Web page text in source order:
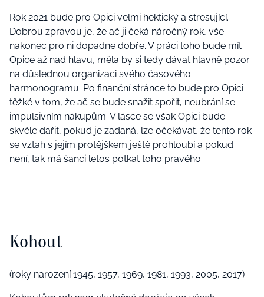
Rok 2021 bude pro Opici velmi hektický a stresující.
Dobrou zprávou je, že ač ji čeká náročný rok, vše
nakonec pro ni dopadne dobře. V práci toho bude mít
Opice až nad hlavu, měla by si tedy dávat hlavně pozor
na důslednou organizaci svého časového
harmonogramu. Po finanční stránce to bude pro Opici
těžké v tom, že ač se bude snažit spořit, neubrání se
impulsivním nákupům. V lásce se však Opici bude
skvěle dařit, pokud je zadaná, lze očekávat, že tento rok
se vztah s jejím protějškem ještě prohloubí a pokud
není, tak má šanci letos potkat toho pravého.
Kohout
(roky narození 1945, 1957, 1969, 1981, 1993, 2005, 2017)